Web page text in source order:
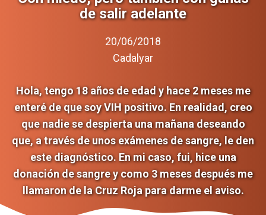
de salir adelante
20/06/2018
Cadalyar
Hola, tengo 18 años de edad y hace 2 meses me
enteré de que soy VIH positivo. En realidad, creo
que nadie se despierta una mañana deseando
que, a través de unos exámenes de sangre, le den
este diagnóstico. En mi caso, fui, hice una
donación de sangre y como 3 meses después me
llamaron de la Cruz Roja para darme el aviso.